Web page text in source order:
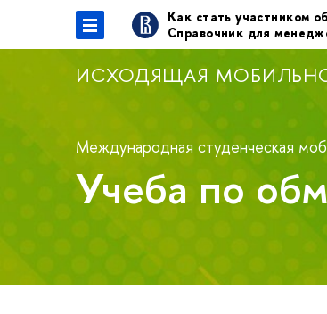
Как стать участником
Справочник для
ИСХОДЯЩАЯ
Международная студенческая
Учеба по